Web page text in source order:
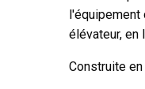
l'équipement
élévateur, en
Construite